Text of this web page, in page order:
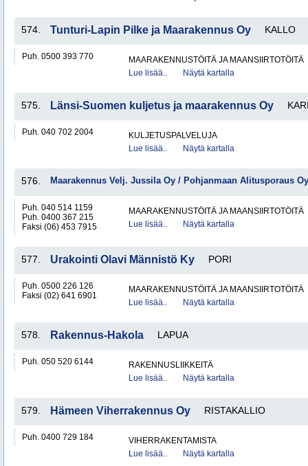
574. Tunturi-Lapin Pilke ja Maarakennus Oy KALLO
Puh. 0500 393 770
MAARAKENNUSTÖITÄ JA MAANSIIRTOTÖITÄ
Lue lisää..
Näytä kartalla
575. Länsi-Suomen kuljetus ja maarakennus Oy
Puh. 040 702 2004
KULJETUSPALVELUJA
Lue lisää..
Näytä kartalla
576. Maarakennus Velj. Jussila Oy / Pohjanmaan Alitusporaus Oy
Puh. 040 514 1159
Puh. 0400 367 215
Faksi (06) 453 7915
MAARAKENNUSTÖITÄ JA MAANSIIRTOTÖITÄ
Lue lisää..
Näytä kartalla
577. Urakointi Olavi Männistö Ky PORI
Puh. 0500 226 126
Faksi (02) 641 6901
MAARAKENNUSTÖITÄ JA MAANSIIRTOTÖITÄ
Lue lisää..
Näytä kartalla
578. Rakennus-Hakola LAPUA
Puh. 050 520 6144
RAKENNUSLIIKKEITÄ
Lue lisää..
Näytä kartalla
579. Hämeen Viherrakennus Oy RISTAKALLIO
Puh. 0400 729 184
VIHERRAKENTAMISTA
Lue lisää..
Näytä kartalla